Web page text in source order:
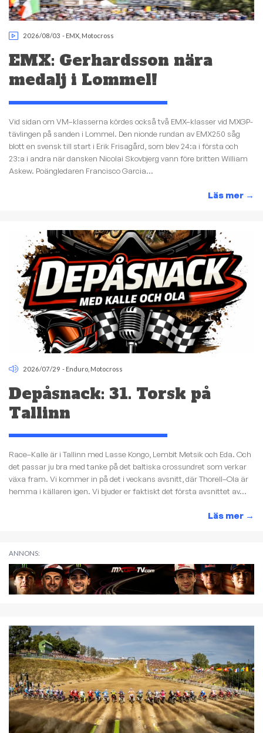
2026/08/03 - EMX Motocross
EMX: Gerhardsson nära
medalj i Lommel!
Vid sidan om VM–klasserna kördes också två EMX–klasser vid MXGP-
tävlingen på sanden i Lommel. Den nionde rundan av EMX250 såg
blott en svensk till start i Erik Frisagård, som blev 24:a i första och
23:a i andra när dansken Nicolai Skovbjerg vann före britten William
Askew. Poängledaren Francisco Garcia...
Läs mer →
2026/07/29 - Enduro Motocross
Depåsnack: 31. Torsk på
Tallinn
Race–Kalle är i Tallinn med Lasse Kongo, Lembit Metsik och Eda. Och
det passar ju bra med tanke på det baltiska crossundret som verkar
växa fram. Vi kommer in på det i veckans avsnitt, där Thorell–Ola är
hemma i källaren igen. Vi bjuder er faktiskt det första avsnittet av...
Läs mer →
ANNONS: